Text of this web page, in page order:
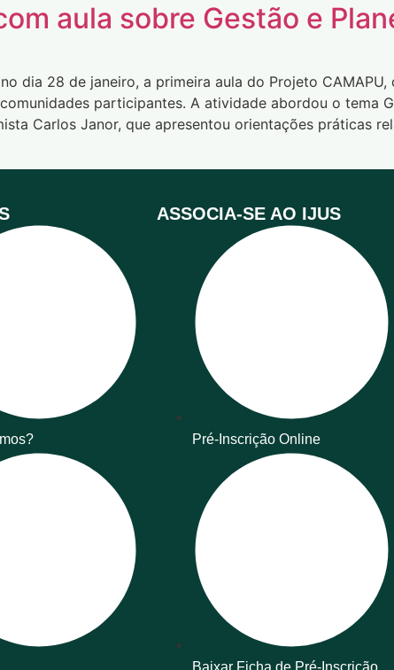
aula sobre Gestão e
dia 28 de janeiro, a primeira aula do Projeto CAMAPU,
participantes. A atividade abordou o tema
Carlos Janor, que apresentou orientações práticas
ASSOCIA-SE AO IJUS
Pré-Inscrição Online
Baixar Ficha de Pré-Inscrição